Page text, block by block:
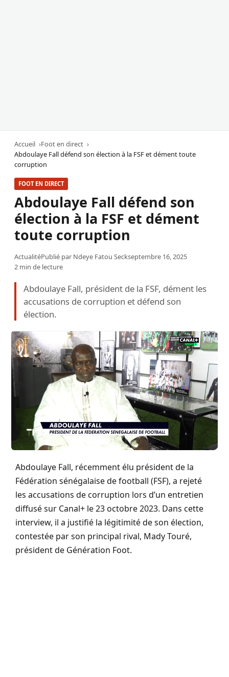
Accueil
Foot en direct
Abdoulaye Fall défend son élection à la FSF et dément toute
corruption
FOOT EN DIRECT
Abdoulaye Fall défend son
élection à la FSF et dément
toute corruption
ActualitéPublié par Ndeye Fatou Seckseptembre 16, 2025
2 min de lecture
Abdoulaye Fall, président de la FSF, dément les
accusations de corruption et défend son
élection.
Abdoulaye Fall, récemment élu président de la
Fédération sénégalaise de football (FSF), a rejeté
les accusations de corruption lors d’un entretien
diffusé sur Canal+ le 23 octobre 2023. Dans cette
interview, il a justifié la légitimité de son élection,
contestée par son principal rival, Mady Touré,
président de Génération Foot.